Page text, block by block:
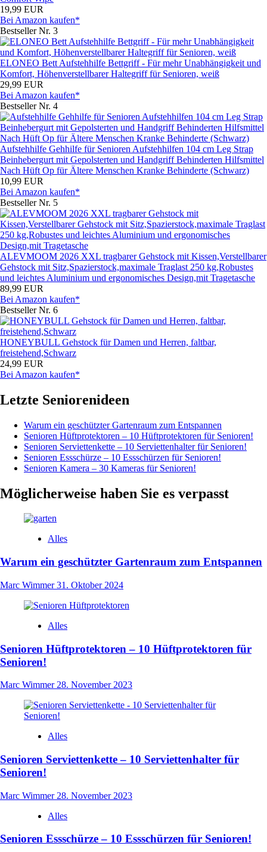
19,99 EUR
Bei Amazon kaufen*
Bestseller Nr. 3
ELONEO Bett Aufstehhilfe Bettgriff - Für mehr Unabhängigkeit und
Komfort, Höhenverstellbarer Haltegriff für Senioren, weiß
29,99 EUR
Bei Amazon kaufen*
Bestseller Nr. 4
Aufstehhilfe Gehhilfe für Senioren Aufstehhilfen 104 cm Leg Strap
Beinhebergurt mit Gepolsterten und Handgriff Behinderten Hilfsmittel
Nach Hüft Op für Ältere Menschen Kranke Behinderte (Schwarz)
10,99 EUR
Bei Amazon kaufen*
Bestseller Nr. 5
ALEVMOOM 2026 XXL tragbarer Gehstock mit Kissen,Verstellbarer
Gehstock mit Sitz,Spazierstock,maximale Traglast 250 kg,Robustes
und leichtes Aluminium und ergonomisches Design,mit Tragetasche
89,99 EUR
Bei Amazon kaufen*
Bestseller Nr. 6
HONEYBULL Gehstock für Damen und Herren, faltbar,
freistehend,Schwarz
24,99 EUR
Bei Amazon kaufen*
Letzte Seniorenideen
Warum ein geschützter Gartenraum zum Entspannen
Senioren Hüftprotektoren – 10 Hüftprotektoren für Senioren!
Senioren Serviettenkette – 10 Serviettenhalter für Senioren!
Senioren Essschürze – 10 Essschürzen für Senioren!
Senioren Kamera – 30 Kameras für Senioren!
Möglicherweise haben Sie es verpasst
Alles
Warum ein geschützter Gartenraum zum Entspannen
Marc Wimmer31. Oktober 2024
Alles
Senioren Hüftprotektoren – 10 Hüftprotektoren für
Senioren!
Marc Wimmer 28. November 2023
Alles
Senioren Serviettenkette – 10 Serviettenhalter für
Senioren!
Marc Wimmer 28. November 2023
Alles
Senioren Essschürze – 10 Essschürzen für Senioren!